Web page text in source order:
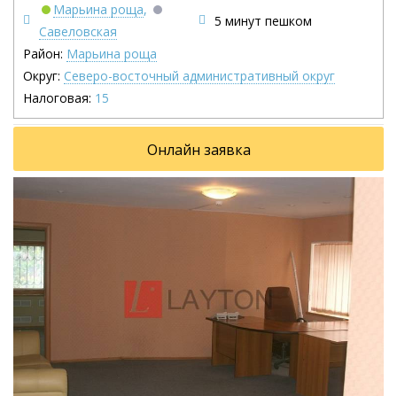
Марьина роща,
Савеловская
5 минут пешком
Район: Марьина роща
Округ: Северо-восточный административный округ
Налоговая: 15
Онлайн заявка